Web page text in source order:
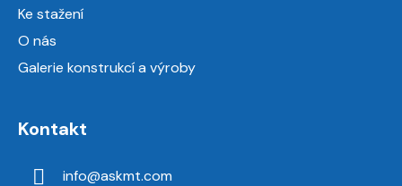
Ke stažení
O nás
Galerie konstrukcí a výroby
Kontakt
info@askmt.com